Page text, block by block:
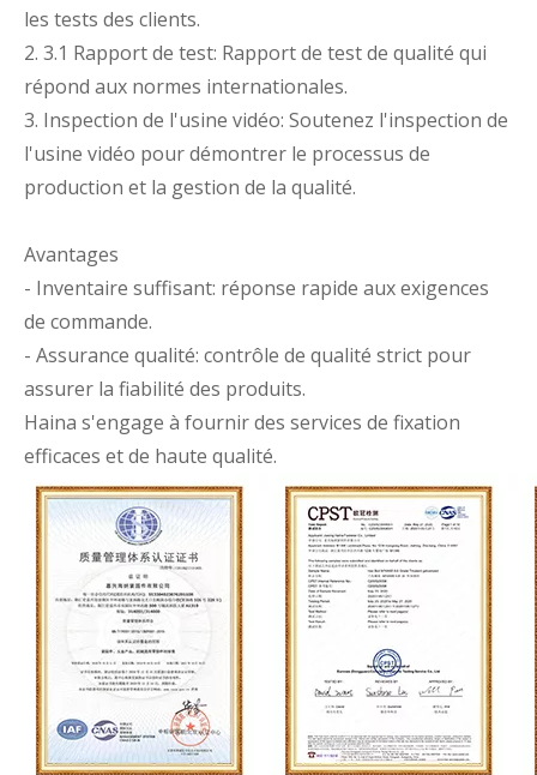
les tests des clients.
2. 3.1 Rapport de test: Rapport de test de qualité qui
répond aux normes internationales.
3. Inspection de l'usine vidéo: Soutenez l'inspection de
l'usine vidéo pour démontrer le processus de
production et la gestion de la qualité.
Avantages
- Inventaire suffisant: réponse rapide aux exigences
de commande.
- Assurance qualité: contrôle de qualité strict pour
assurer la fiabilité des produits.
Haina s'engage à fournir des services de fixation
efficaces et de haute qualité.